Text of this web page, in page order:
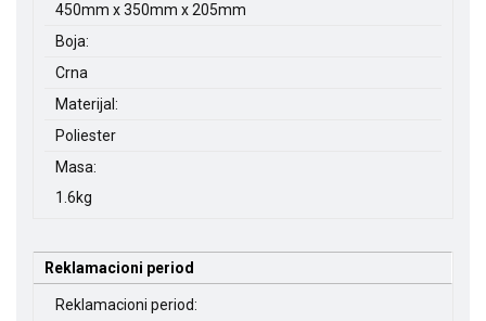
450mm x 350mm x 205mm
Boja:
Crna
Materijal:
Poliester
Masa:
1.6kg
Reklamacioni period
Reklamacioni period: